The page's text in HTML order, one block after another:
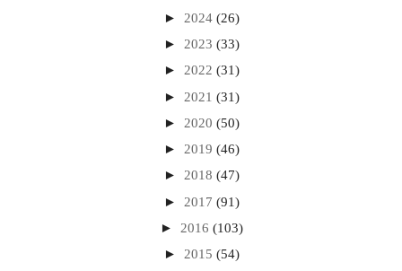
► 2024 (26)
► 2023 (33)
► 2022 (31)
► 2021 (31)
► 2020 (50)
► 2019 (46)
► 2018 (47)
► 2017 (91)
► 2016 (103)
► 2015 (54)